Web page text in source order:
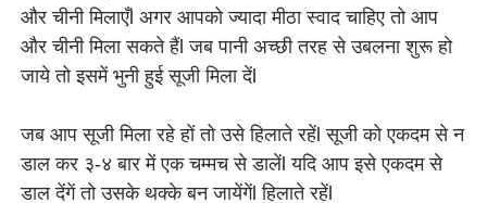
और चीनी मिलाएँl अगर आपको ज्यादा मीठा स्वाद चाहिए तो आप
और चीनी मिला सकते हैंl जब पानी अच्छी तरह से उबलना शुरू हो
जाये तो इसमें भुनी हुई सूजी मिला देंl
जब आप सूजी मिला रहे हों तो उसे हिलाते रहेंl सूजी को एकदम से न
डाल कर ३-४ बार में एक चम्मच से डालेंl यदि आप इसे एकदम से
डाल देंगें तो उसके थक्के बन जायेंगेंl हिलाते रहेंl